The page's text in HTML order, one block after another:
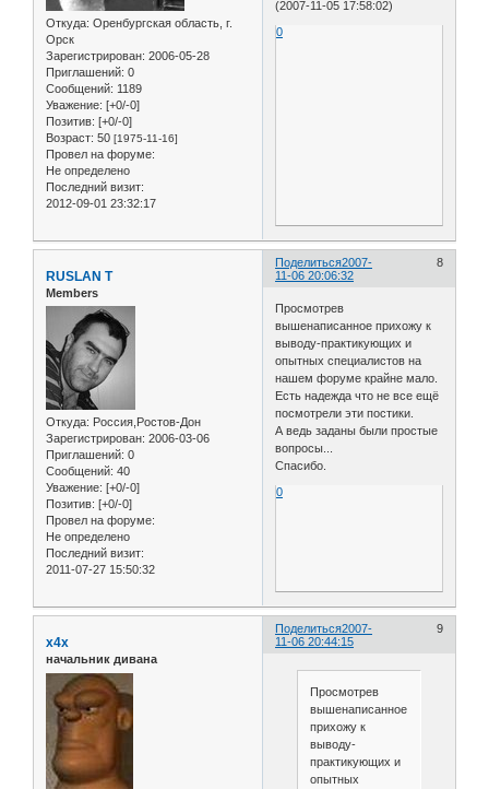
Откуда: Оренбургская область, г.
Орск
Зарегистрирован: 2006-05-28
Приглашений: 0
Сообщений: 1189
Уважение: [+0/-0]
Позитив: [+0/-0]
Возраст: 50 [1975-11-16]
Провел на форуме:
Не определено
Последний визит:
2012-09-01 23:32:17
(2007-11-05 17:58:02)
0
Поделиться 8
2007-
11-06 20:06:32
RUSLAN T
Members
Откуда: Россия,Ростов-Дон
Зарегистрирован: 2006-03-06
Приглашений: 0
Сообщений: 40
Уважение: [+0/-0]
Позитив: [+0/-0]
Провел на форуме:
Не определено
Последний визит:
2011-07-27 15:50:32
Просмотрев
вышенаписанное прихожу к
выводу-практикующих и
опытных специалистов на
нашем форуме крайне мало.
Есть надежда что не все ещё
посмотрели эти постики.
А ведь заданы были простые
вопросы...
Спасибо.
0
Поделиться 9
2007-
11-06 20:44:15
x4x
начальник дивана
Просмотрев
вышенаписанное
прихожу к
выводу-
практикующих и
опытных